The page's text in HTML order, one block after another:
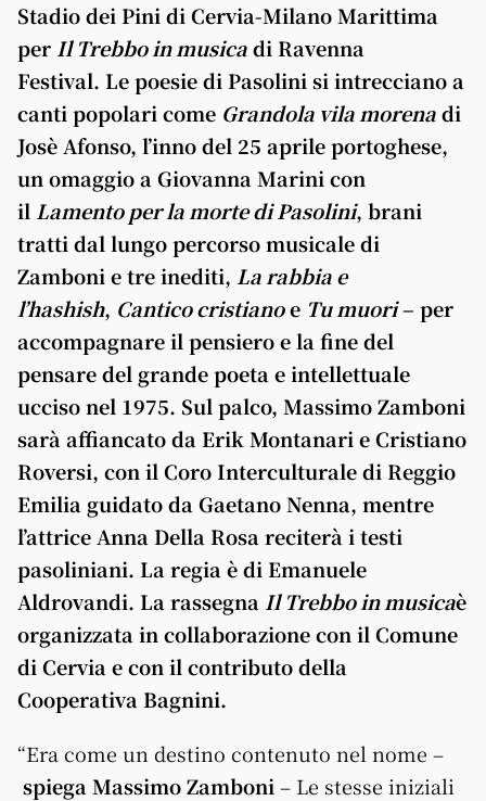
Stadio dei Pini di Cervia-Milano Marittima
per Il Trebbo in musicadi Ravenna
Festival. Le poesie di Pasolini si intrecciano a
canti popolari come Grandola vila morenadi
Josè Afonso, l’inno del 25 aprile portoghese,
un omaggio a Giovanna Marini con
il Lamento per la morte di Pasolini, brani
tratti dal lungo percorso musicale di
Zamboni e tre inediti, La rabbia e
l’hashish, Cantico cristianoe Tu muori– per
accompagnare il pensiero e la fine del
pensare del grande poeta e intellettuale
ucciso nel 1975. Sul palco, Massimo Zamboni
sarà affiancato da Erik Montanari e Cristiano
Roversi, con il Coro Interculturale di Reggio
Emilia guidato da Gaetano Nenna, mentre
l’attrice Anna Della Rosa reciterà i testi
pasoliniani. La regia è di Emanuele
Aldrovandi. La rassegna Il Trebbo in musicaè
organizzata in collaborazione con il Comune
di Cervia e con il contributo della
Cooperativa Bagnini.
“Era come un destino contenuto nel nome –
spiega Massimo Zamboni – Le stesse iniziali